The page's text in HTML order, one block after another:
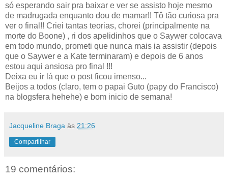
só esperando sair pra baixar e ver se assisto hoje mesmo
de madrugada enquanto dou de mamar!! Tô tão curiosa pra
ver o final!! Criei tantas teorias, chorei (principalmente na
morte do Boone) , ri dos apelidinhos que o Saywer colocava
em todo mundo, prometi que nunca mais ia assistir (depois
que o Saywer e a Kate terminaram) e depois de 6 anos
estou aqui ansiosa pro final !!!
Deixa eu ir lá que o post ficou imenso...
Beijos a todos (claro, tem o papai Guto (papy do Francisco)
na blogsfera hehehe) e bom inicio de semana!
Jacqueline Braga às 21:26
Compartilhar
19 comentários: